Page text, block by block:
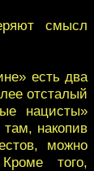
смысл
есть два
отсталый
нацисты»
накопив
можно
того,